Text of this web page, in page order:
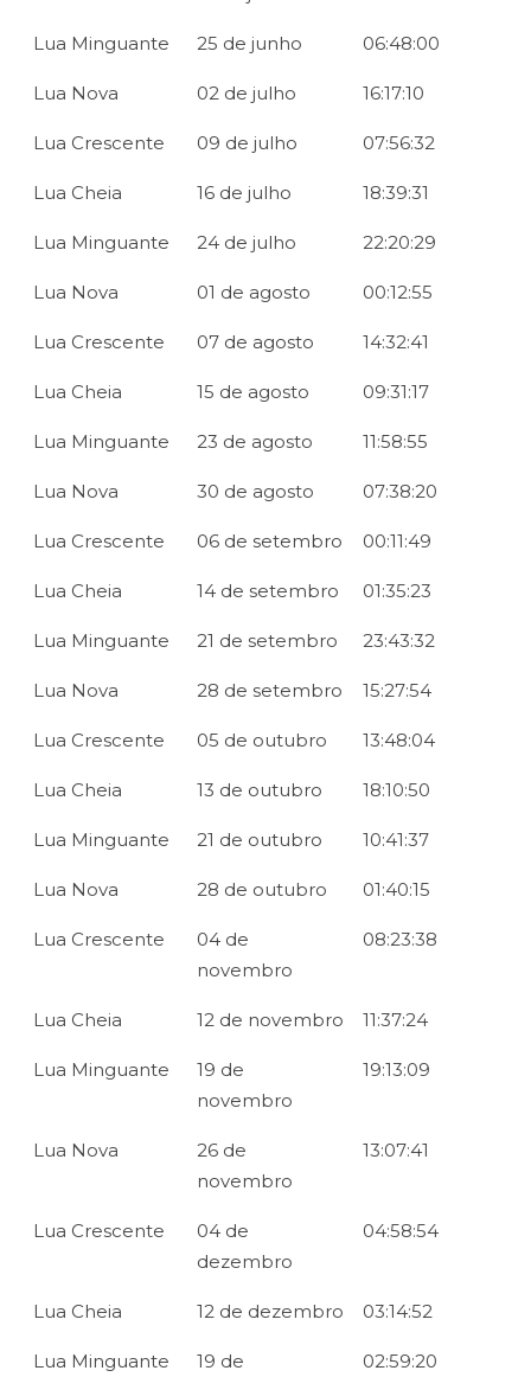
Lua Minguante 25 de junho 06:48:00
Lua Nova 02 de julho 16:17:10
Lua Crescente 09 de julho 07:56:32
Lua Cheia 16 de julho 18:39:31
Lua Minguante 24 de julho 22:20:29
Lua Nova 01 de agosto 00:12:55
Lua Crescente 07 de agosto 14:32:41
Lua Cheia 15 de agosto 09:31:17
Lua Minguante 23 de agosto 11:58:55
Lua Nova 30 de agosto 07:38:20
Lua Crescente 06 de setembro 00:11:49
Lua Cheia 14 de setembro 01:35:23
Lua Minguante 21 de setembro 23:43:32
Lua Nova 28 de setembro 15:27:54
Lua Crescente 05 de outubro 13:48:04
Lua Cheia 13 de outubro 18:10:50
Lua Minguante 21 de outubro 10:41:37
Lua Nova 28 de outubro 01:40:15
Lua Crescente
04 de
novembro
08:23:38
Lua Cheia 12 de novembro 11:37:24
Lua Minguante
19 de
novembro
19:13:09
Lua Nova
26 de
novembro
13:07:41
Lua Crescente
04 de
dezembro
04:58:54
Lua Cheia 12 de dezembro 03:14:52
Lua Minguante
19 de
02:59:20